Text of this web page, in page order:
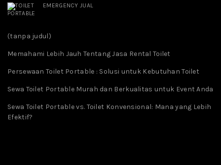
EMERGENCY JUAL
(tanpa judul)
Memahami Lebih Jauh Tentang Jasa Rental Toilet
Persewaan Toilet Portable : Solusi untuk Kebutuhan Toilet
Sewa Toilet Portable Murah dan Berkualitas untuk Event Anda
Sewa Toilet Portable vs. Toilet Konvensional: Mana yang Lebih
Efektif?